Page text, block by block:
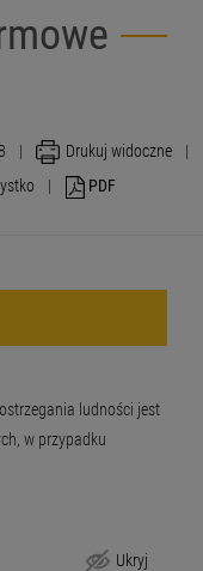
| Drukuj widoczne
|
| PDF
Ukryj
ludności jest
w przypadku